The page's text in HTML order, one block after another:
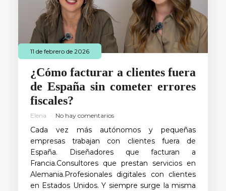
11 de febrero de 2026
¿Cómo facturar a clientes fuera
de España sin cometer errores
fiscales?
Elena No hay comentarios
Cada vez más autónomos y pequeñas
empresas trabajan con clientes fuera de
España. Diseñadores que facturan a
Francia.Consultores que prestan servicios en
Alemania.Profesionales digitales con clientes
en Estados Unidos. Y siempre surge la misma